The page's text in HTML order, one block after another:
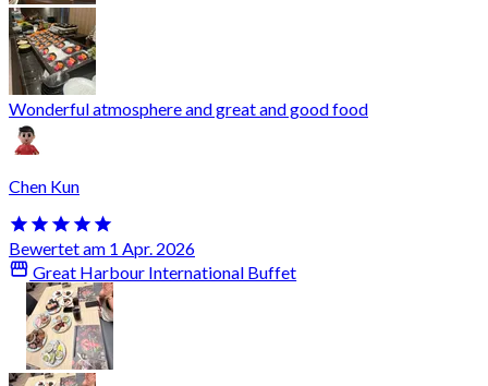
Wonderful atmosphere and great and good food
Chen Kun
Bewertet am 1 Apr. 2026
Great Harbour International Buffet